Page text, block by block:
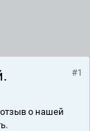
#1
отзыв о нашей